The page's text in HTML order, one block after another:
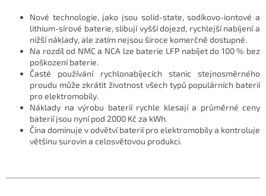
Nové technologie, jako jsou solid-state, sodíkovo-iontové a
lithium-sírové baterie, slibují vyšší dojezd, rychlejší nabíjení a
nižší náklady, ale zatím nejsou široce komerčně dostupné.
Na rozdíl od NMC a NCA lze baterie LFP nabíjet do 100 % bez
poškození baterie.
Časté používání rychlonabíjecích stanic stejnosměrného
proudu může zkrátit životnost všech typů populárních baterií
pro elektromobily.
Náklady na výrobu baterií rychle klesají a průměrné ceny
baterií jsou nyní pod 2000 Kč za kWh.
Čína dominuje v odvětví baterií pro elektromobily a kontroluje
většinu surovin a celosvětovou produkci.